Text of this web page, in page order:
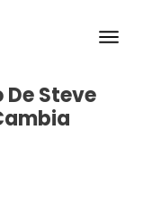
De Steve